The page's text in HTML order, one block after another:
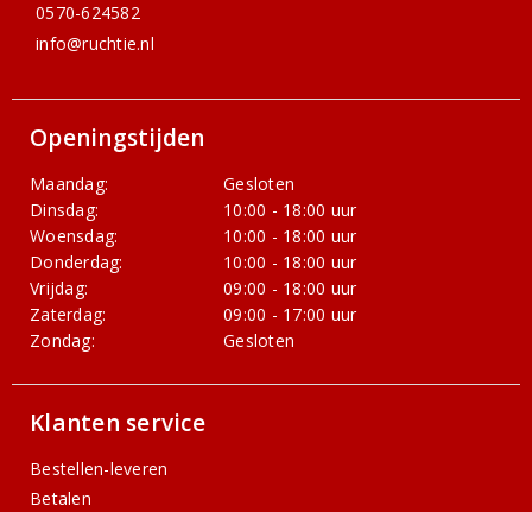
0570-624582
info@ruchtie.nl
Openingstijden
Maandag:
Gesloten
Dinsdag:
10:00 - 18:00 uur
Woensdag:
10:00 - 18:00 uur
Donderdag:
10:00 - 18:00 uur
Vrijdag:
09:00 - 18:00 uur
Zaterdag:
09:00 - 17:00 uur
Zondag:
Gesloten
Klanten service
Bestellen-leveren
Betalen